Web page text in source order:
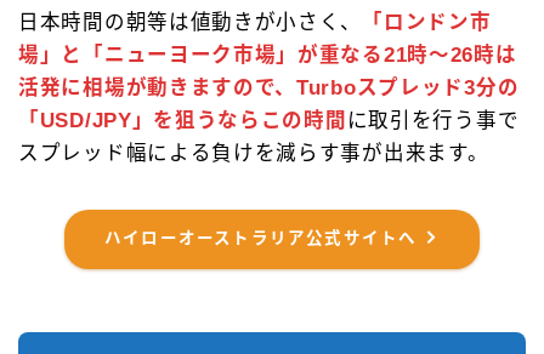
日本時間の朝等は値動きが小さく、
「ロンドン市
場」と「ニューヨーク市場」が重なる21時～26時は
活発に相場が動きますので、Turboスプレッド3分の
「USD/JPY」を狙うならこの時間 に取引を行う事で
スプレッド幅による負けを減らす事が出来ます。
ハイローオーストラリア公式サイトへ